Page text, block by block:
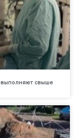
выполняют свыше